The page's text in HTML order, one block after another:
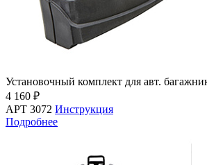
Установочный комплект для авт.
4 160 ₽
АРТ 3072 Инструкция
Подробнее